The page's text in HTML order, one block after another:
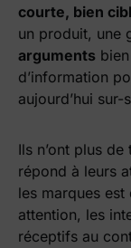
courte, bien
un produit, une
arguments
d’information
aujourd’hui sur-
Ils n’ont plus
répond à leurs
les marques est
attention, les
réceptifs au